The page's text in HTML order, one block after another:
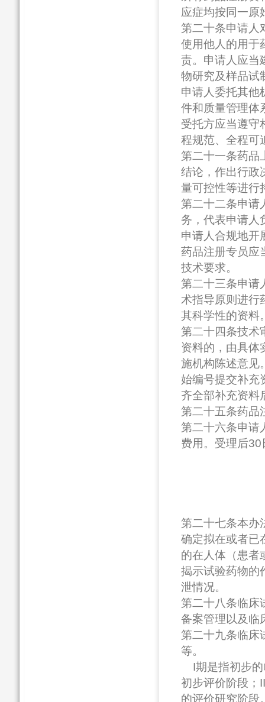
应症均按同一原
第二十条申请人
使用他人的用于
责。申请人应当
物研究及样品试
申请人委托其他
件和质量管理体
受托方应当遵守
程规范、全程可
第二十一条药品
结论，作出行政
量可控性等进行
第二十二条申请
务，代表申请人
申请人合规地开
药品注册专员应
技术要求。
第二十三条申请
术指导原则进行
其科学性的资料
第二十四条技术
资料的，由具体
施机构陈述意见
始编号提交补充
齐全部补充资料
第二十五条药品
第二十六条申请
费用。受理后
第二十七条本办
确定拟在或者已
的在人体（患者
揭示试验药物的
泄情况。
第二十八条临床
备案管理以及临
第二十九条临床
等。
I期是指初步的
初步评价阶段；
的评价研究阶段